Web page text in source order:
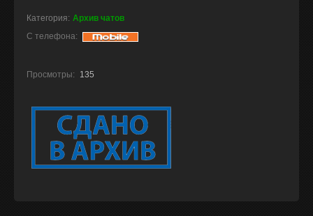
Категория: Архив чатов
С телефона:
Просмотры: 135